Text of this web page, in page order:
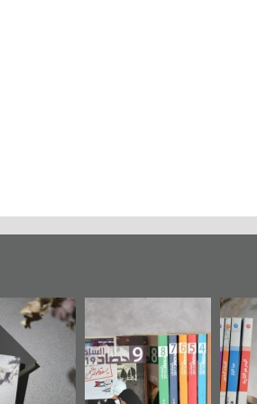
جديدة لمعتقل
عسكري تصدر عن
«مرآة البحرين»
حصاد 2017